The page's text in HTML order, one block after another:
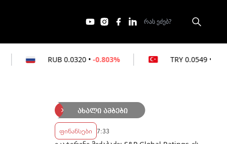
• -0.803% TRY • -0.364%
ახალი ამბები
ფინანსები 7:33